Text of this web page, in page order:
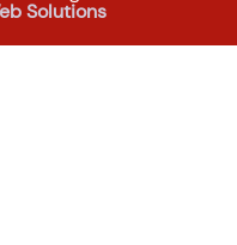
Solutions